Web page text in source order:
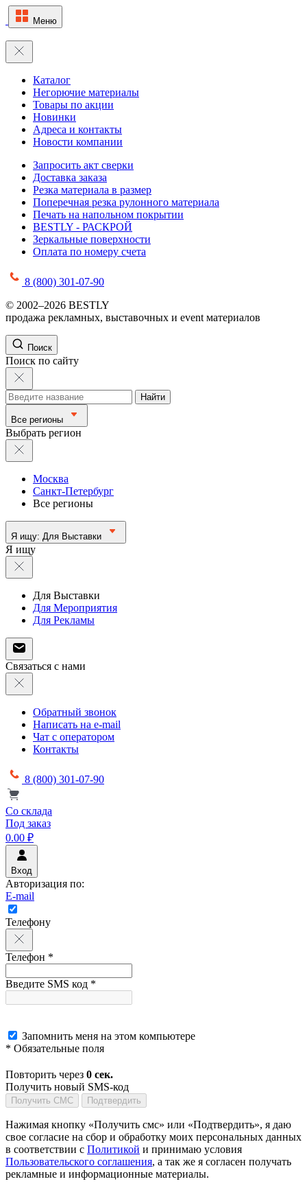
Меню
Каталог
Негорючие материалы
Товары по акции
Новинки
Адреса и контакты
Новости компании
Запросить акт сверки
Доставка заказа
Резка материала в размер
Поперечная резка рулонного материала
Печать на напольном покрытии
BESTLY - РАСКРОЙ
Зеркальные поверхности
Оплата по номеру счета
8 (800) 301-07-90
© 2002–2026 BESTLY
продажа рекламных, выставочных и event материалов
Поиск
Поиск по сайту
Найти
Все регионы
Выбрать регион
Москва
Санкт-Петербург
Все регионы
Я ищу: Для Выставки
Я ищу
Для Выставки
Для Мероприятия
Для Рекламы
Связаться с нами
Обратный звонок
Написать на e-mail
Чат с оператором
Контакты
8 (800) 301-07-90
Со склада
Под заказ
0.00 ₽
Вход
Авторизация по:
E-mail
Телефону
Телефон *
Введите SMS код *
Запомнить меня на этом компьютере
* Обязательные поля
Повторить через 0 сек.
Получить новый SMS-код
Получить СМС Подтвердить
Нажимая кнопку «Получить смс» или «Подтвердить», я даю
свое согласие на сбор и обработку моих персональных данных
в соответствии с Политикой и принимаю условия
Пользовательского соглашения, а так же я согласен получать
рекламные и информационные материалы.